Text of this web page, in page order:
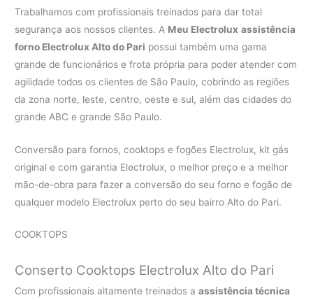
Trabalhamos com profissionais treinados para dar total
segurança aos nossos clientes. A Meu Electrolux assistência
forno Electrolux Alto do Pari possui também uma gama
grande de funcionários e frota própria para poder atender com
agilidade todos os clientes de São Paulo, cobrindo as regiões
da zona norte, leste, centro, oeste e sul, além das cidades do
grande ABC e grande São Paulo.
Conversão para fornos, cooktops e fogões Electrolux, kit gás
original e com garantia Electrolux, o melhor preço e a melhor
mão-de-obra para fazer a conversão do seu forno e fogão de
qualquer modelo Electrolux perto do seu bairro Alto do Pari.
COOKTOPS
Conserto Cooktops Electrolux Alto do Pari
Com profissionais altamente treinados aassistência técnica